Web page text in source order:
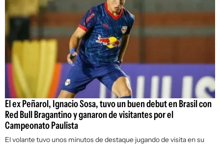
El ex Peñarol, Ignacio Sosa, tuvo un buen debut en Brasil con
Red Bull Bragantino y ganaron de visitantes por el
Campeonato Paulista
El volante tuvo unos minutos de destaque jugando de visita en su